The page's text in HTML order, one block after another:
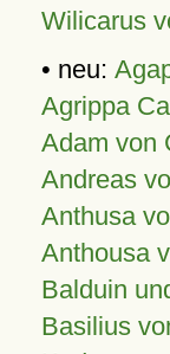
Wilicarus
• neu:
Agrippa
Adam von
Andreas
Anthusa
Anthousa
Balduin
Basilius